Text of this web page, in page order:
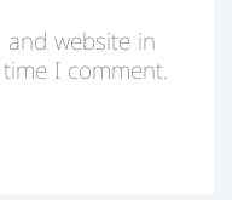
and website in
I comment.